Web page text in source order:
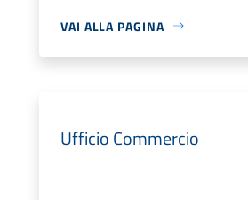
VAI ALLA PAGINA
Ufficio Commercio